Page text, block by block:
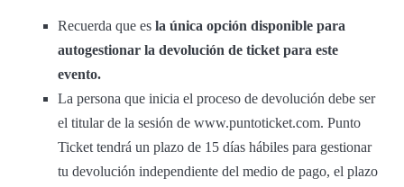
Recuerda que es la única opción disponible para
autogestionar la devolución de ticket para este
evento.
La persona que inicia el proceso de devolución debe ser
el titular de la sesión de www.puntoticket.com. Punto
Ticket tendrá un plazo de 15 días hábiles para gestionar
tu devolución independiente del medio de pago, el plazo